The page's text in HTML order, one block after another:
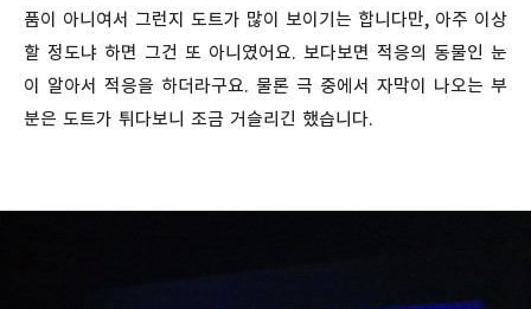
품이 아니여서 그런지 도트가 많이 보이기는 합니다만, 아주 이상
할 정도냐 하면 그건 또 아니였어요. 보다보면 적응의 동물인 눈
이 알아서 적응을 하더라구요. 물론 극 중에서 자막이 나오는 부
분은 도트가 튀다보니 조금 거슬리긴 했습니다.